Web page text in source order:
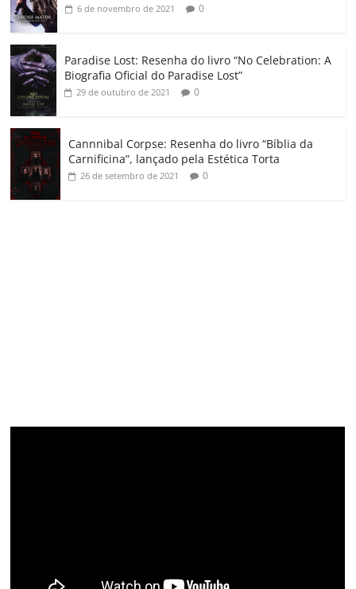
6 de novembro de 2021 0
Paradise Lost: Resenha do livro “No Celebration: A
Biografia Oficial do Paradise Lost”
29 de outubro de 2021 0
Cannnibal Corpse: Resenha do livro “Bíblia da
Carnificina”, lançado pela Estética Torta
26 de setembro de 2021 0